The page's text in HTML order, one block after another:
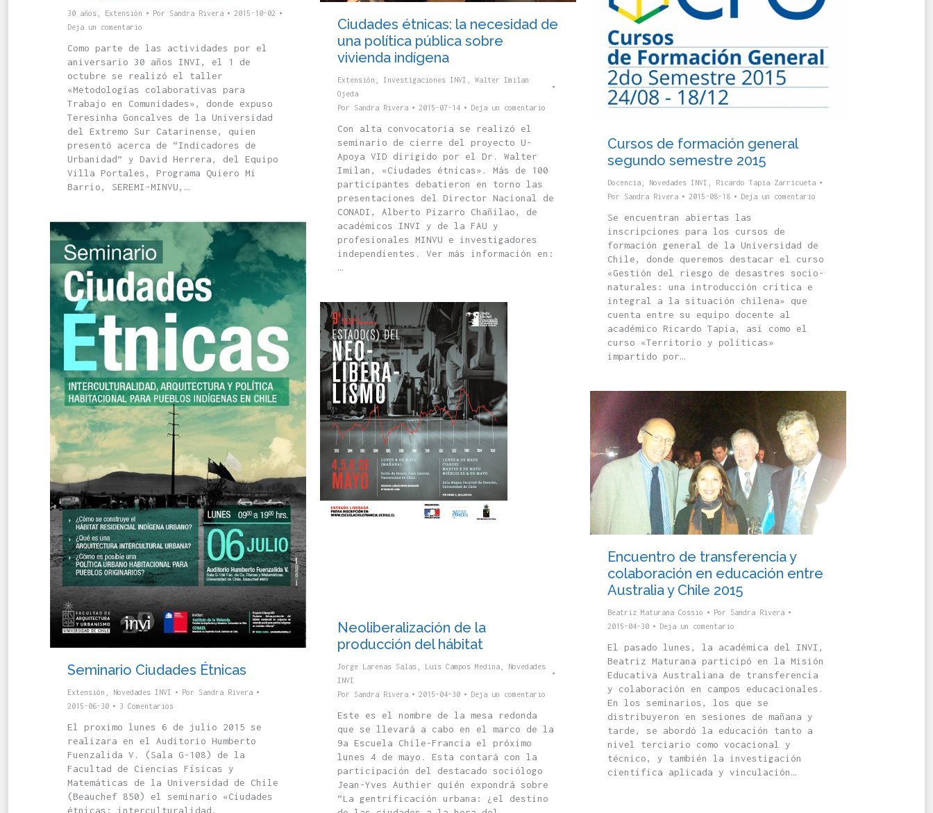
30 años Extensión Por Sandra Rivera
2015-10-02
Deja un comentario
Como parte de las actividades por el
aniversario 30 años INVI, el 1 de
octubre se realizó el taller
«Metodologías colaborativas para
Trabajo en Comunidades», donde expuso
Teresinha Goncalves de la Universidad
del Extremo Sur Catarinense, quien
presentó acerca de “Indicadores de
Urbanidad” y David Herrera, del Equipo
Villa Portales, Programa Quiero Mi
Barrio, SEREMI-MINVU,…
Cursos de formación general
segundo semestre 2015
Docencia Novedades INVI
Ricardo Tapia Zarricueta
Por Sandra Rivera 2015-08-18 Deja un comentario
Se encuentran abiertas las
inscripciones para los cursos de
formación general de la Universidad de
Chile, donde queremos destacar el curso
«Gestión del riesgo de desastres socio-
naturales: una introducción crítica e
integral a la situación chilena» que
cuenta entre su equipo docente al
académico Ricardo Tapia, así como el
curso «Territorio y políticas»
impartido por…
Ciudades étnicas: la necesidad de
una política pública sobre
vivienda indígena
Extensión Investigaciones INVI
Walter Imilan
Ojeda
Por Sandra Rivera 2015-07-14 Deja un comentario
Con alta convocatoria se realizó el
seminario de cierre del proyecto U-
Apoya VID dirigido por el Dr. Walter
Imilan, «Ciudades étnicas». Más de 100
participantes debatieron en torno las
presentaciones del Director Nacional de
CONADI, Alberto Pizarro Chañilao, de
académicos INVI y de la FAU y
profesionales MINVU e investigadores
independientes. Ver más información en:
…
Seminario Ciudades Étnicas
Extensión Novedades INVI Por Sandra Rivera
2015-06-30
3 Comentarios
El proximo lunes 6 de julio 2015 se
realizara en el Auditorio Humberto
Fuenzalida V. (Sala G-108) de la
Facultad de Ciencias Físicas y
Matemáticas de la Universidad de Chile
(Beauchef 850) el seminario «Ciudades
étnicas: interculturalidad,
Neoliberalización de la
producción del hábitat
Jorge Larenas Salas Luis Campos Medina
Novedades
INVI
Por Sandra Rivera 2015-04-30 Deja un comentario
Este es el nombre de la mesa redonda
que se llevará a cabo en el marco de la
9a Escuela Chile-Francia el próximo
lunes 4 de mayo. Esta contará con la
participación del destacado sociólogo
Jean-Yves Authier quién expondrá sobre
“La gentrificación urbana: ¿el destino
Encuentro de transferencia y
colaboración en educación entre
Australia y Chile 2015
Beatriz Maturana Cossio Por Sandra Rivera
2015-04-30
Deja un comentario
El pasado lunes, la académica del INVI,
Beatriz Maturana participó en la Misión
Educativa Australiana de transferencia
y colaboración en campos educacionales.
En los seminarios, los que se
distribuyeron en sesiones de mañana y
tarde, se abordó la educación tanto a
nivel terciario como vocacional y
técnico, y también la investigación
científica aplicada y vinculación…